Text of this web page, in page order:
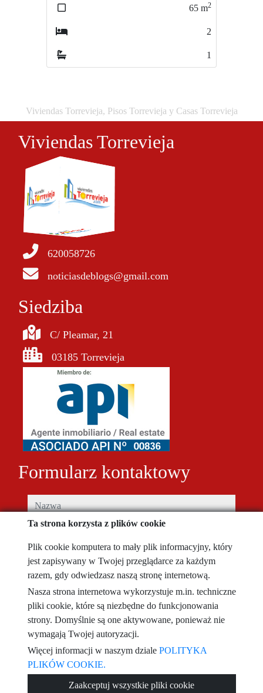
60m
Viviendas Torrevieja, Pisos Torrevieja y Casas Torrevieja
Viviendas Torrevieja
620058726
noticiasdeblogs@gmail.com
Siedziba
C/ Pleamar, 21
03185 Torrevieja
Formularz kontaktowy
nazwa
e-mail
Przeczytałem i akceptuję warunki użytkowania i
wiadomość
Ta strona korzysta z plików cookie
Plik cookie komputera to mały plik informacyjny, który
jest zapisywany w Twojej przeglądarce za każdym
razem, gdy odwiedzasz naszą stronę internetową.
Nasza strona internetowa wykorzystuje m.in. techniczne
pliki cookie, które są niezbędne do funkcjonowania
strony. Domyślnie są one aktywowane, ponieważ nie
wymagają Twojej autoryzacji.
Więcej informacji w naszym dziale POLITYKA
PLIKÓW COOKIE.
Zaakceptuj wszystkie pliki cookie